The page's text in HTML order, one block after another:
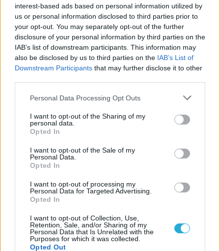
interest-based ads based on personal information utilized by
us or personal information disclosed to third parties prior to
your opt-out. You may separately opt-out of the further
disclosure of your personal information by third parties on the
IAB’s list of downstream participants. This information may
also be disclosed by us to third parties on the IAB’s List of
Downstream Participants that may further disclose it to other
Please note that this website/app uses one or more Google
not limited to your visit or usage behaviour. You may click to
grant or deny consent to Google and its third-party tags to
use your data for below specified purposes in below Google
consent section.
Personal Data Processing Opt Outs
I want to opt-out of the Sharing of my
personal data.
Opted In
I want to opt-out of the Sale of my
Personal Data.
Opted In
I want to opt-out of processing my
Personal Data for Targeted Advertising.
Opted In
I want to opt-out of Collection, Use,
Retention, Sale, and/or Sharing of my
Personal Data that Is Unrelated with the
Purposes for which it was collected.
Opted Out
ΡΟΗ ΕΙΔΗΣΕΩΝ